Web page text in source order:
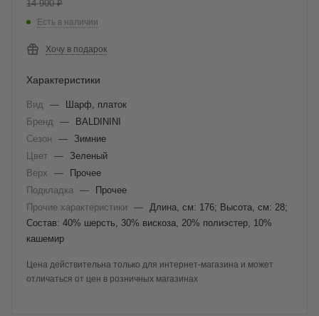
14 900₽
Есть в наличии
Хочу в подарок
Характеристики
Вид —
Шарф, платок
Бренд
—
BALDININI
Сезон
— Зимние
Цвет — Зеленый
Верх
—
Прочее
Подкладка
—
Прочее
Прочие характеристики
—
Длина, см: 176; Высота, см: 28;
Состав: 40% шерсть, 30% вискоза, 20% полиэстер, 10%
кашемир
Цена действительна только для интернет-магазина и может
отличаться от цен в розничных магазинах